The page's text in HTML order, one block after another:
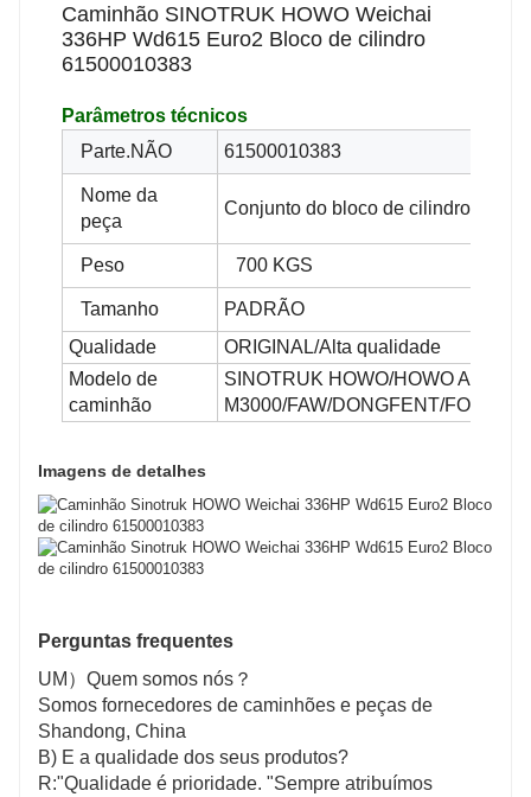
Caminhão SINOTRUK HOWO Weichai
336HP Wd615 Euro2 Bloco de cilindro
61500010383
Parâmetros técnicos
Parte.NÃO
61500010383
Nome da
peça
Conjunto do bloco de cilindros
Peso 700 KGS
Tamanho
PADRÃO
Qualidade
ORIGINAL/Alta qualidade
Modelo de
caminhão
SINOTRUK HOWO/HOWO A7/
M3000/FAW/DONGFENT/FOTON
Imagens de detalhes
Perguntas frequentes
UM ）Quem somos nós？
Somos fornecedores de caminhões e peças de
Shandong, China
B) E a qualidade dos seus produtos?
R:"Qualidade é prioridade. "Sempre atribuímos